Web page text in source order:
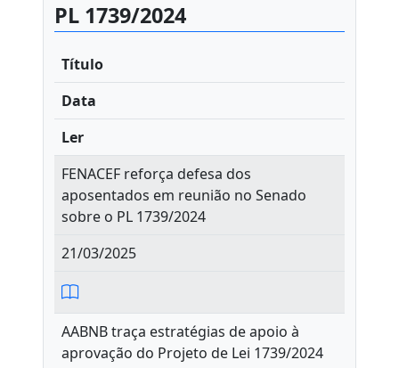
PL 1739/2024
Título
Data
Ler
FENACEF reforça defesa dos
aposentados em reunião no Senado
sobre o PL 1739/2024
21/03/2025
AABNB traça estratégias de apoio à
aprovação do Projeto de Lei 1739/2024